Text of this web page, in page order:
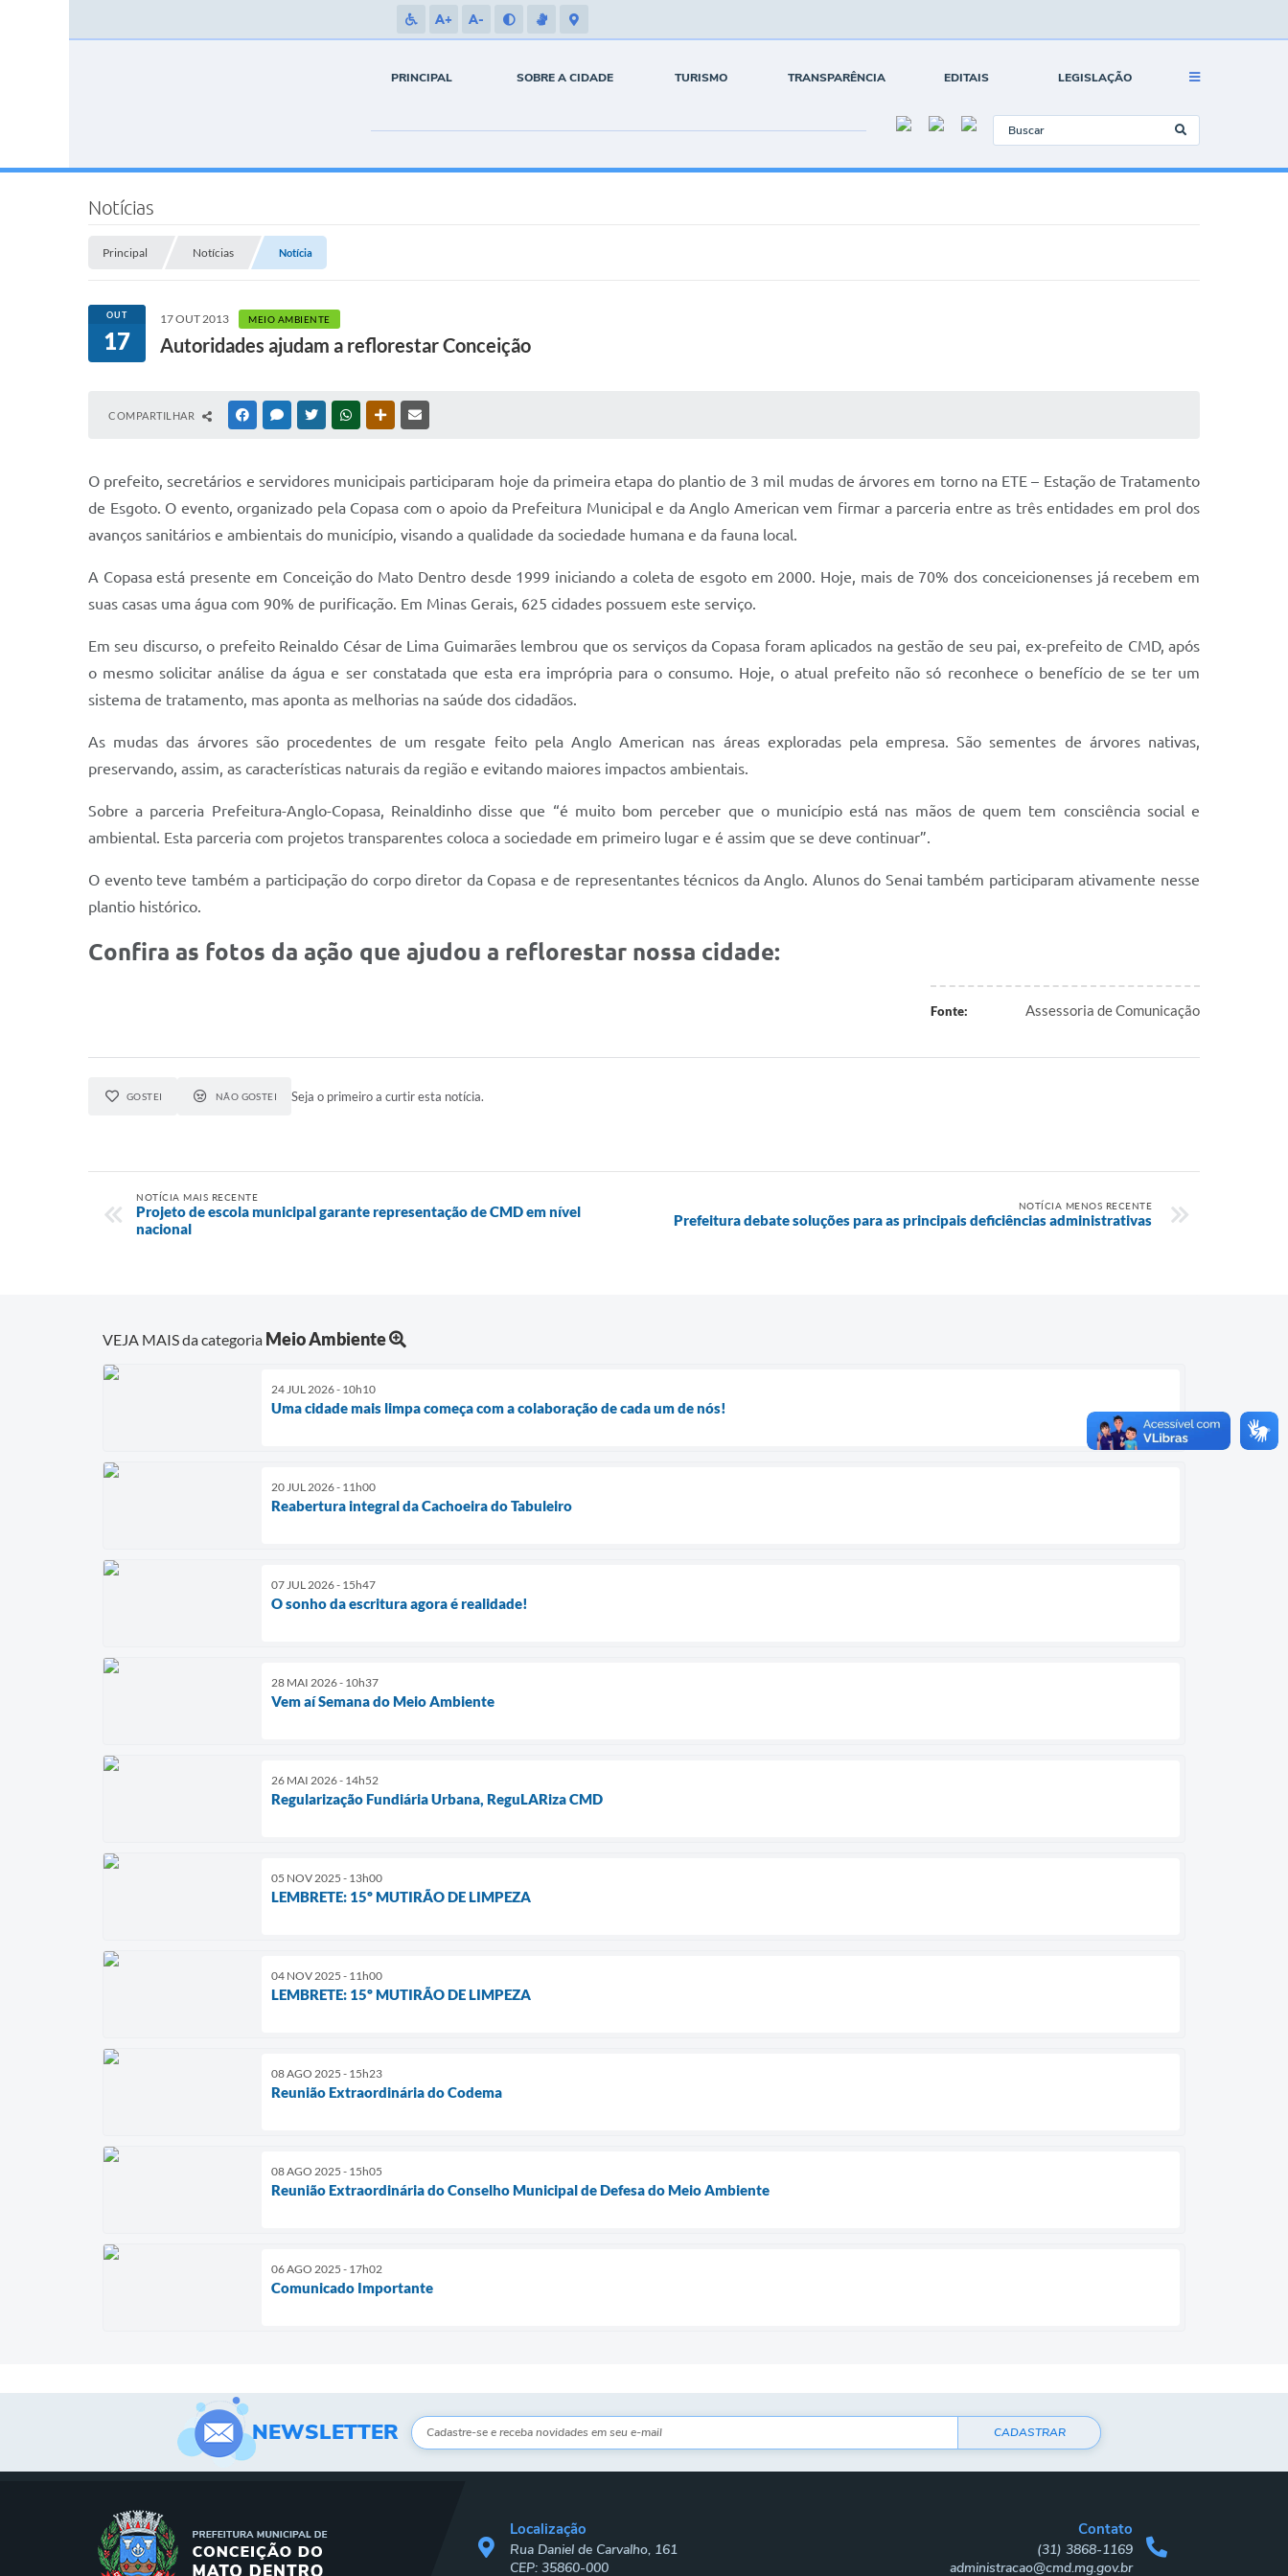
A+ A-
PRINCIPAL SOBRE A CIDADE TURISMO TRANSPARÊNCIA EDITAIS LEGISLAÇÃO
Notícias
Principal Notícias Notícia
OUT
17
17 OUT 2013 MEIO AMBIENTE
Autoridades ajudam a reflorestar Conceição
COMPARTILHAR FACEBOOKMESSENGER
TWITTERWHATSAPPOUTRAS MÍDIAS
O prefeito, secretários e servidores municipais participaram hoje da primeira etapa do plantio de 3 mil mudas de árvores em torno na ETE – Estação de Tratamento
de Esgoto. O evento, organizado pela Copasa com o apoio da Prefeitura Municipal e da Anglo American vem firmar a parceria entre as três entidades em prol dos
avanços sanitários e ambientais do município, visando a qualidade da sociedade humana e da fauna local.
A Copasa está presente em Conceição do Mato Dentro desde 1999 iniciando a coleta de esgoto em 2000. Hoje, mais de 70% dos conceicionenses já recebem em
suas casas uma água com 90% de purificação. Em Minas Gerais, 625 cidades possuem este serviço.
Em seu discurso, o prefeito Reinaldo César de Lima Guimarães lembrou que os serviços da Copasa foram aplicados na gestão de seu pai, ex-prefeito de CMD, após
o mesmo solicitar análise da água e ser constatada que esta era imprópria para o consumo. Hoje, o atual prefeito não só reconhece o benefício de se ter um
sistema de tratamento, mas aponta as melhorias na saúde dos cidadãos.
As mudas das árvores são procedentes de um resgate feito pela Anglo American nas áreas exploradas pela empresa. São sementes de árvores nativas,
preservando, assim, as características naturais da região e evitando maiores impactos ambientais.
Sobre a parceria Prefeitura-Anglo-Copasa, Reinaldinho disse que “é muito bom perceber que o município está nas mãos de quem tem consciência social e
ambiental. Esta parceria com projetos transparentes coloca a sociedade em primeiro lugar e é assim que se deve continuar”.
O evento teve também a participação do corpo diretor da Copasa e de representantes técnicos da Anglo. Alunos do Senai também participaram ativamente nesse
plantio histórico.
Confira as fotos da ação que ajudou a reflorestar nossa cidade:
Fonte: Assessoria de Comunicação
GOSTEI NÃO GOSTEI Seja o primeiro a curtir esta notícia.
NOTÍCIA MAIS RECENTE
Projeto de escola municipal garante representação de CMD em nível
nacional
NOTÍCIA MENOS RECENTE
Prefeitura debate soluções para as principais deficiências administrativas
VEJA MAIS da categoria Meio Ambiente
24 JUL 2026 - 10h10
Uma cidade mais limpa começa com a colaboração de cada um de nós!
20 JUL 2026 - 11h00
Reabertura integral da Cachoeira do Tabuleiro
07 JUL 2026 - 15h47
O sonho da escritura agora é realidade!
28 MAI 2026 - 10h37
Vem aí Semana do Meio Ambiente
26 MAI 2026 - 14h52
Regularização Fundiária Urbana, ReguLARiza CMD
05 NOV 2025 - 13h00
LEMBRETE: 15º MUTIRÃO DE LIMPEZA
04 NOV 2025 - 11h00
LEMBRETE: 15º MUTIRÃO DE LIMPEZA
08 AGO 2025 - 15h23
Reunião Extraordinária do Codema
08 AGO 2025 - 15h05
Reunião Extraordinária do Conselho Municipal de Defesa do Meio Ambiente
06 AGO 2025 - 17h02
Comunicado Importante
NEWSLETTER CADASTRAR
Localização
Rua Daniel de Carvalho, 161
CEP: 35860-000
Contato
(31) 3868-1169
administracao@cmd.mg.gov.br